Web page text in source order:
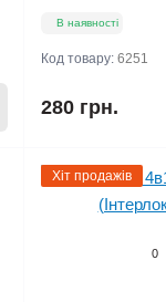
В наявності
Код товару:6251
280 грн.
Хіт продажів
0